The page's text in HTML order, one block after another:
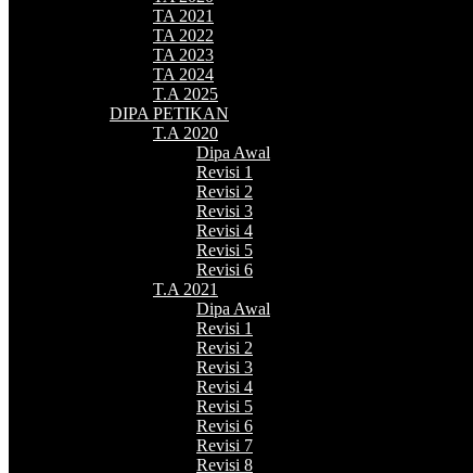
TA 2021
TA 2022
TA 2023
TA 2024
T.A 2025
DIPA PETIKAN
T.A 2020
Dipa Awal
Revisi 1
Revisi 2
Revisi 3
Revisi 4
Revisi 5
Revisi 6
T.A 2021
Dipa Awal
Revisi 1
Revisi 2
Revisi 3
Revisi 4
Revisi 5
Revisi 6
Revisi 7
Revisi 8